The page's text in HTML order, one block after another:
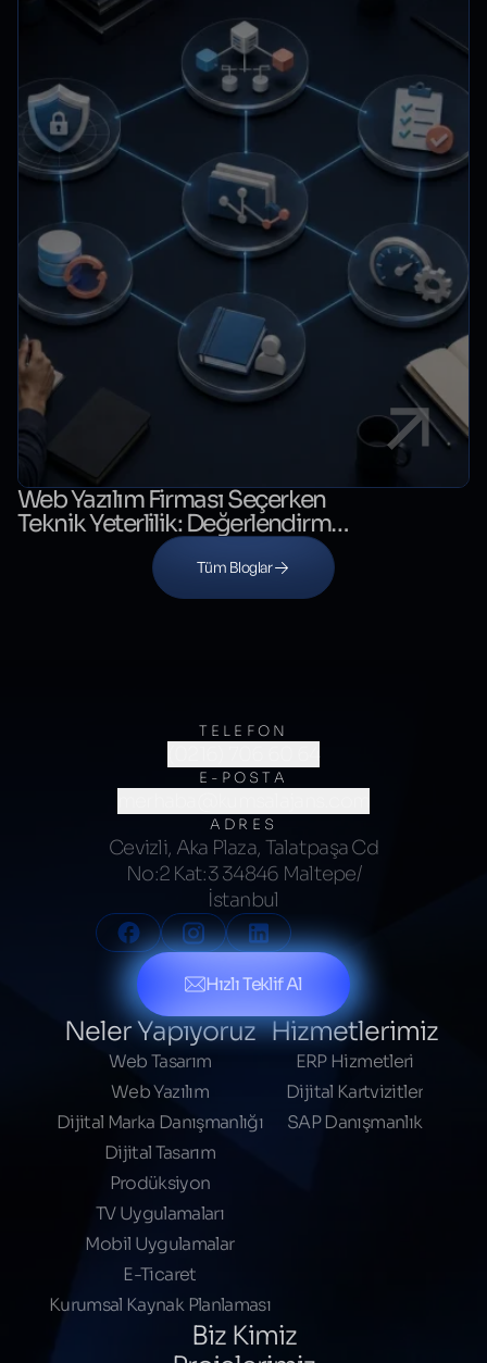
Web Yazılım Firması Seçerken
Teknik Yeterlilik: Değerlendirme
Kontrol Listesi
Tüm Bloglar
TELEFON
(0216) 706 60 64
E-POSTA
ADRES
Cevizli, Aka Plaza, Talatpaşa Cd
No:2 Kat:3 34846 Maltepe/
İstanbul
Hızlı Teklif Al
Neler Yapıyoruz
Web Tasarım
Web Yazılım
Dijital Marka Danışmanlığı
Dijital Tasarım
Prodüksiyon
TV Uygulamaları
Mobil Uygulamalar
E-Ticaret
Kurumsal Kaynak Planlaması
Hizmetlerimiz
ERP Hizmetleri
Dijital Kartvizitler
SAP Danışmanlık
Biz Kimiz